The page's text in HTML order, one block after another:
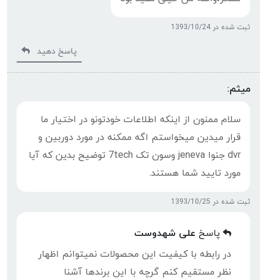
ثبت شده در 1393/10/24
پاسخ دهید
میثم:
سلام ممنون از اینکه اطلاعات خودتونو در اختیار ما
قرار میدین میخواستم اگه ممکنه در مورد دوربین و
dvr جنوا jeneva وسون تک 7tech توضیح بدین که آیا
مورد تایید شما هستند.
ثبت شده در 1393/10/25
پاسخ علی شهدوست
در رابطه با کیفیت این محصولات نمیتوانم اظهار
نظر مستقیم کنم گرچه با این برندها آشنا